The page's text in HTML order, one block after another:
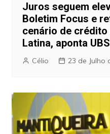
Juros seguem
Boletim Focus e
cenário de crédito
Latina, aponta
Célio 23 de Julho